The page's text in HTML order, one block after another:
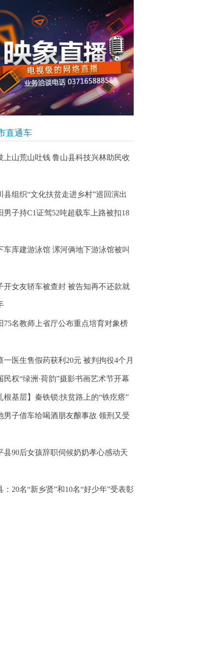
直通车
上山荒山吐钱 鲁山县科技兴林助民收
县组织“文化扶贫走进乡村”巡回演出
男子持C1证驾52吨超载车上路被扣18
车库建游泳馆 漯河俩地下游泳馆被叫
开女友轿车被查封 被告知再不还款就
75名教师上省厅公布重点培育对象榜
一医生售假药获利20元 被判拘役4个月
民权“绿洲·荷韵”摄影书画艺术节开幕
根基层】秦铁锁:扶贫路上的“铁疙瘩”
男子借车给喝酒朋友酿事故 领刑又受
县90后女孩辞职伺候奶奶孝心感动天
：20名“新乡贤”和10名“好少年”受表彰